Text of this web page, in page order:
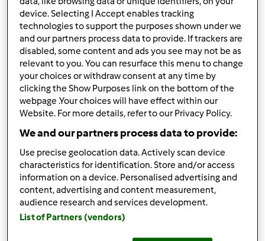
(niezweryfikowany)
śr., 08/26/2015 - 15:39
cieszę się, że mam
i cieszę się, że jestem tu
Góra strony
Zalogujlub zarejestruj sięaby dodawać
komentarze
Dołączył : 24.08.2012
device. Selecting I Accept enables tracking
technologies to support the purposes shown under we
and our partners process data to provide. If trackers are
disabled, some content and ads you see may not be as
relevant to you. You can resurface this menu to change
your choices or withdraw consent at any time by
clicking the Show Purposes link on the bottom of the
webpage .Your choices will have effect within our
Website. For more details, refer to our Privacy Policy.
We and our partners process data to provide:
Use precise geolocation data. Actively scan device
characteristics for identification. Store and/or access
information on a device. Personalised advertising and
content, advertising and content measurement,
audience research and services development.
List of Partners (vendors)